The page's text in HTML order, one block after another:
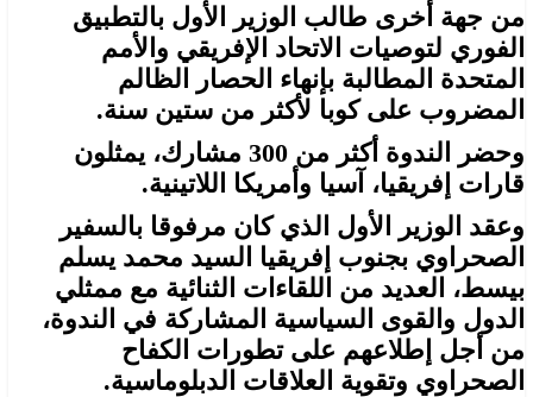
من جهة أخرى طالب الوزير الأول بالتطبيق
الفوري لتوصيات الاتحاد الإفريقي والأمم
المتحدة المطالبة بإنهاء الحصار الظالم
المضروب على كوبا لأكثر من ستين سنة.
وحضر الندوة أكثر من 300 مشارك، يمثلون
قارات إفريقيا، آسيا وأمريكا اللاتينية.
وعقد الوزير الأول الذي كان مرفوقا بالسفير
الصحراوي بجنوب إفريقيا السيد محمد يسلم
بيسط، العديد من اللقاءات الثنائية مع ممثلي
الدول والقوى السياسية المشاركة في الندوة،
من أجل إطلاعهم على تطورات الكفاح
الصحراوي وتقوية العلاقات الدبلوماسية.